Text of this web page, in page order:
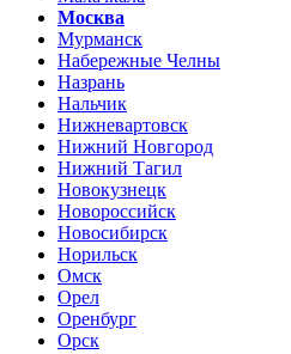
Москва
Мурманск
Набережные Челны
Назрань
Нальчик
Нижневартовск
Нижний Новгород
Нижний Тагил
Новокузнецк
Новороссийск
Новосибирск
Норильск
Омск
Орел
Оренбург
Орск